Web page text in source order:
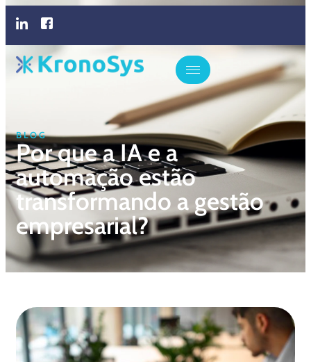
BLOG
Por que a IA e a
automação estão
transformando a gestão
empresarial?